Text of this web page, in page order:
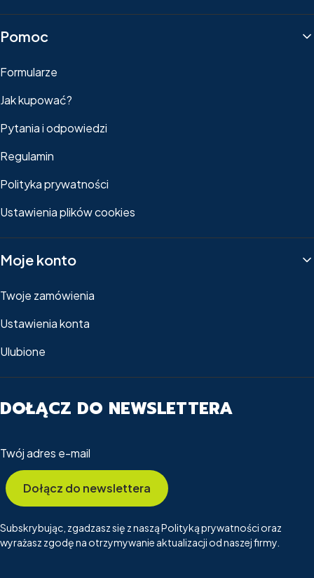
Pomoc
Formularze
Jak kupować?
Pytania i odpowiedzi
Regulamin
Polityka prywatności
Ustawienia plików cookies
Moje konto
Twoje zamówienia
Ustawienia konta
Ulubione
DOŁĄCZ DO NEWSLETTERA
Twój adres e-mail
Dołącz do newslettera
Subskrybując, zgadzasz się z naszą Polityką prywatności oraz
wyrażasz zgodę na otrzymywanie aktualizacji od naszej firmy.